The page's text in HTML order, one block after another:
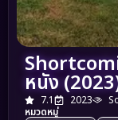
หนัง
7.1 2023
หมวดหมู่